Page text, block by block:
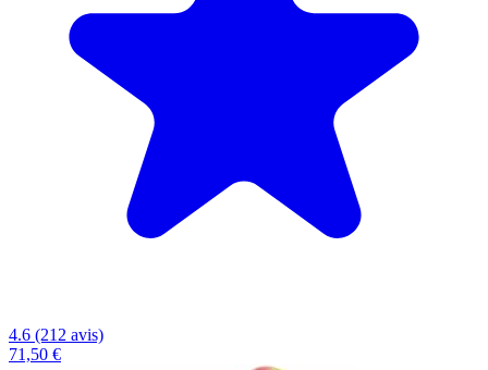
4.6 (212 avis)
71,50 €